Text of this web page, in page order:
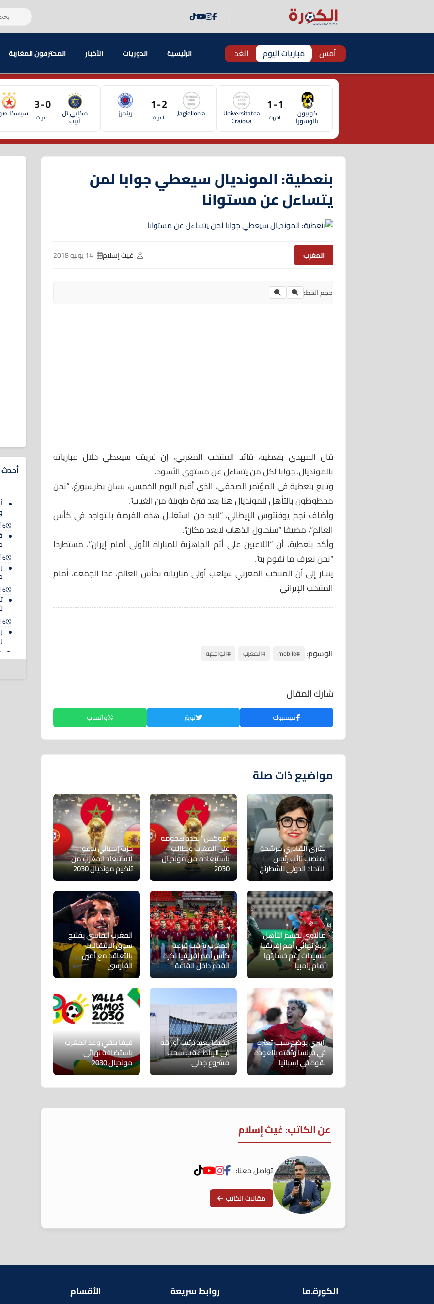
أمس مباريات اليوم الغد الرئيسية الدوريات الأخبار المحترفون المغاربة
كوبيون
بالوسورا
1 - 1
انتهت Universitatea
Craiova
Jagiellonia
2 - 1
انتهت رينجرز مكابي تل
أبيب
0 - 3
انتهت سيسكا
بنعطية: المونديال سيعطي جوابا لمن
يتساءل عن مستوانا
المغرب غيث إسلام
حجم الخط:
قال المهدي بنعطية، قائد المنتخب المغربي، إن فريقه سيعطي خلال مبارياته
بالمونديال، جوابا لكل من يتساءل عن مستوى الأسود.
وتابع بنعطية في المؤتمر الصحفي، الذي أقيم اليوم الخميس، بسان بطرسبورغ، “نحن
محظوظون بالتأهل للمونديال هنا بعد فترة طويلة من الغياب”.
وأضاف نجم يوفنتوس الإيطالي، “لابد من استغلال هذه الفرصة بالتواجد في كأس
العالم”، مضيفا “سنحاول الذهاب لابعد مكان”.
وأكد بنعطية، أن “اللاعبين على أتم الجاهزية للمباراة الأولى أمام إيران”، مستطردا
“نحن نعرف ما نقوم به”.
يشار إلى أن المنتخب المغربي سيلعب أولى مبارياته بكأس العالم، غدا الجمعة، أمام
المنتخب الإيراني.
الوسوم: #mobile #المغرب #الواجهة
شارك المقال
فيسبوك تويتر واتساب
مواضيع ذات صلة
بشرى القادري مرشحة
لمنصب نائب رئيس
الاتحاد الدولي للشطرنج
“فوكس” يجدد هجومه
على المغرب ويطالب
باستبعاده من مونديال
2030
حزب إسباني يدعو
لاستبعاد المغرب من
تنظيم مونديال 2030
مالاوي تحسم التأهل
لربع نهائي أمم إفريقيا
للسيدات رغم خسارتها
أمام زامبيا
المغرب يترقب قرعة
كأس أمم إفريقيا لكرة
القدم داخل القاعة
المغرب الفاسي يفتتح
سوق الانتقالات
بالتعاقد مع أمين
الفارسي
زابيري يوضح سبب تعثره
في فرنسا وثقته بالعودة
بقوة في إسبانيا
الفيفا يعيد ترتيب أوراقه
في الرباط عقب سحب
مشروع جدلي
فيفا ينفي وعد المغرب
باستضافة نهائي
مونديال 2030
عن الكاتب: غيث إسلام
تواصل معنا:
مقالات الكاتب
أحدث
6 أغسطس 2026
6 أغسطس 2026
6 أغسطس 2026
6 أغسطس 2026
الكورة.ما روابط سريعة الأقسام